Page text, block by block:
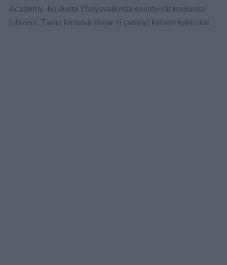
Academy -koulusta Yhdysvalloista esiintyivät koulunsa
juhlissa. Tämä loistava show ei jättänyt ketään kylmäksi.